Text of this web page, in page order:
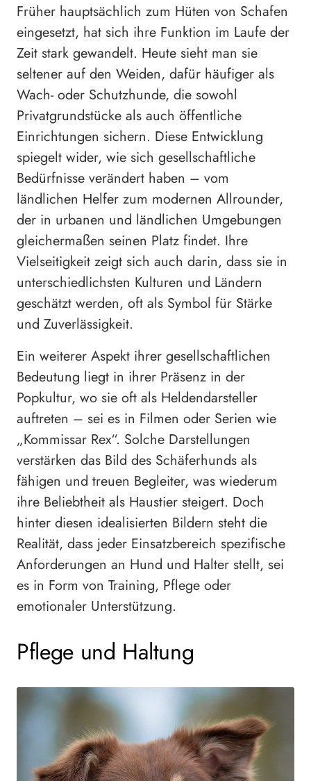
Früher hauptsächlich zum Hüten von Schafen
eingesetzt, hat sich ihre Funktion im Laufe der
Zeit stark gewandelt. Heute sieht man sie
seltener auf den Weiden, dafür häufiger als
Wach- oder Schutzhunde, die sowohl
Privatgrundstücke als auch öffentliche
Einrichtungen sichern. Diese Entwicklung
spiegelt wider, wie sich gesellschaftliche
Bedürfnisse verändert haben – vom
ländlichen Helfer zum modernen Allrounder,
der in urbanen und ländlichen Umgebungen
gleichermaßen seinen Platz findet. Ihre
Vielseitigkeit zeigt sich auch darin, dass sie in
unterschiedlichsten Kulturen und Ländern
geschätzt werden, oft als Symbol für Stärke
und Zuverlässigkeit.
Ein weiterer Aspekt ihrer gesellschaftlichen
Bedeutung liegt in ihrer Präsenz in der
Popkultur, wo sie oft als Heldendarsteller
auftreten – sei es in Filmen oder Serien wie
„Kommissar Rex“. Solche Darstellungen
verstärken das Bild des Schäferhunds als
fähigen und treuen Begleiter, was wiederum
ihre Beliebtheit als Haustier steigert. Doch
hinter diesen idealisierten Bildern steht die
Realität, dass jeder Einsatzbereich spezifische
Anforderungen an Hund und Halter stellt, sei
es in Form von Training, Pflege oder
emotionaler Unterstützung.
Pflege und Haltung